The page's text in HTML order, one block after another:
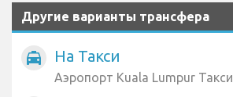
Другие варианты трансфера
local_taxi На Такси
Аэропорт Kuala Lumpur Такси